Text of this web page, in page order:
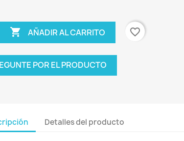
 AÑADIR AL CARRITO favorite_border
POR EL PRODUCTO
Detalles del producto